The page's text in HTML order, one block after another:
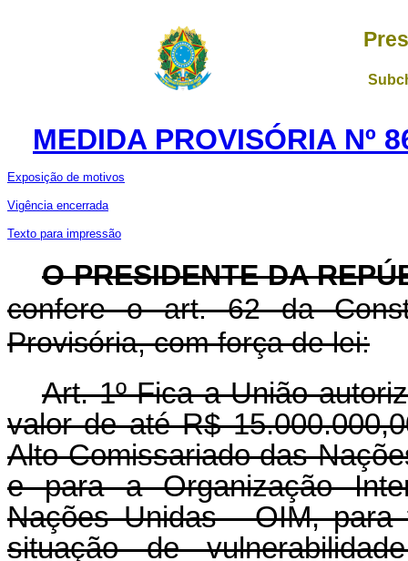
MEDIDA PROVISÓRIA Nº
Exposição de motivos
Vigência encerrada
Texto para impressão
O PRESIDENTE DA
confere o art. 62 da
Provisória, com força de lei:
Art. 1º Fica a União
valor de até R$
Alto Comissariado das
e para a Organização
Nações Unidas - OIM,
situação de